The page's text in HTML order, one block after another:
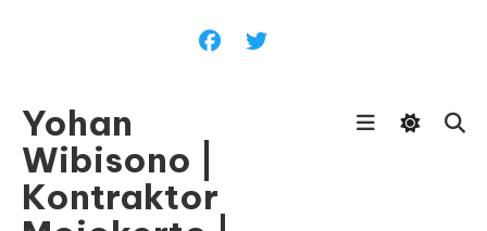
Yohan
Wibisono |
Kontraktor